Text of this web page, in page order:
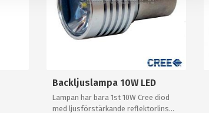
Backljuslampa 10W LED
Lampan har bara 1st 10W Cree diod
med ljusförstärkande reflektorlins